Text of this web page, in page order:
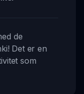
de
Det er en
som